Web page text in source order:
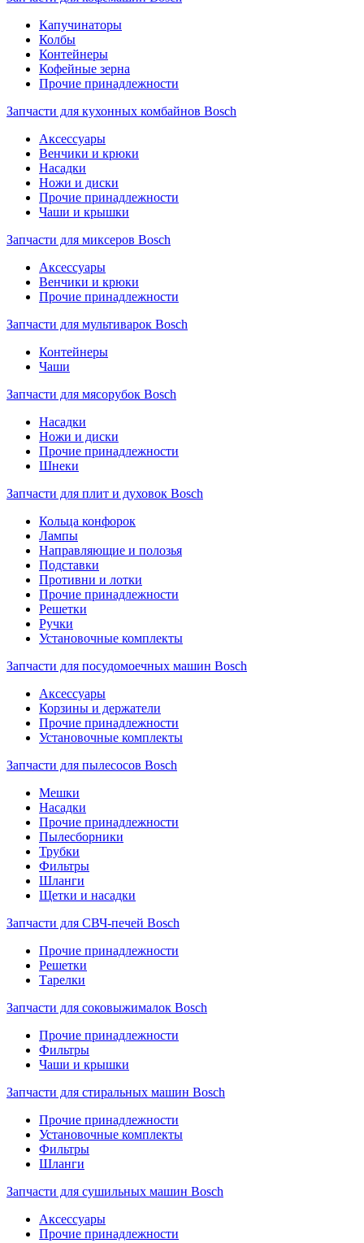
Капучинаторы
Колбы
Контейнеры
Кофейные зерна
Прочие принадлежности
Запчасти для кухонных комбайнов Bosch
Аксессуары
Венчики и крюки
Насадки
Ножи и диски
Прочие принадлежности
Чаши и крышки
Запчасти для миксеров Bosch
Аксессуары
Венчики и крюки
Прочие принадлежности
Запчасти для мультиварок Bosch
Контейнеры
Чаши
Запчасти для мясорубок Bosch
Насадки
Ножи и диски
Прочие принадлежности
Шнеки
Запчасти для плит и духовок Bosch
Кольца конфорок
Лампы
Направляющие и полозья
Подставки
Противни и лотки
Прочие принадлежности
Решетки
Ручки
Установочные комплекты
Запчасти для посудомоечных машин Bosch
Аксессуары
Корзины и держатели
Прочие принадлежности
Установочные комплекты
Запчасти для пылесосов Bosch
Мешки
Насадки
Прочие принадлежности
Пылесборники
Трубки
Фильтры
Шланги
Щетки и насадки
Запчасти для СВЧ-печей Bosch
Прочие принадлежности
Решетки
Тарелки
Запчасти для соковыжималок Bosch
Прочие принадлежности
Фильтры
Чаши и крышки
Запчасти для стиральных машин Bosch
Прочие принадлежности
Установочные комплекты
Фильтры
Шланги
Запчасти для сушильных машин Bosch
Аксессуары
Прочие принадлежности